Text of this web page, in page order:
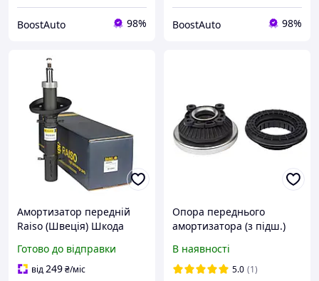
BoostAuto 98% BoostAuto 98%
Амортизатор передній
Raiso (Швеція) Шкода
Tour #RS200954
UAGJLOK24
Готово до відправки
від249₴/міс
Опора переднього
амортизатора (з підш.)
B, Опель Зафіра Б 04-
В наявності
5.0 (1)